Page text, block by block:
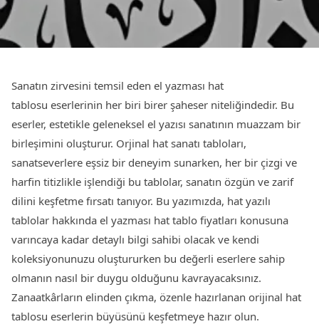
Sanatın zirvesini temsil eden el yazması hat
tablosu eserlerinin her biri birer şaheser niteliğindedir. Bu
eserler, estetikle geleneksel el yazısı sanatının muazzam bir
birleşimini oluşturur. Orjinal hat sanatı tabloları,
sanatseverlere eşsiz bir deneyim sunarken, her bir çizgi ve
harfin titizlikle işlendiği bu tablolar, sanatın özgün ve zarif
dilini keşfetme fırsatı tanıyor. Bu yazımızda, hat yazılı
tablolar hakkında el yazması hat tablo fiyatları konusuna
varıncaya kadar detaylı bilgi sahibi olacak ve kendi
koleksiyonunuzu oluştururken bu değerli eserlere sahip
olmanın nasıl bir duygu olduğunu kavrayacaksınız.
Zanaatkârların elinden çıkma, özenle hazırlanan orijinal hat
tablosu eserlerin büyüsünü keşfetmeye hazır olun.